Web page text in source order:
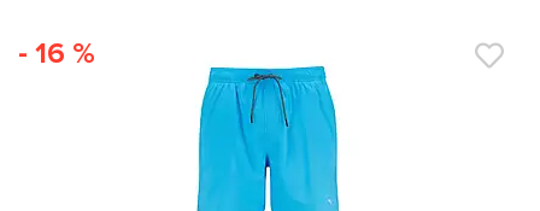
- 16 %